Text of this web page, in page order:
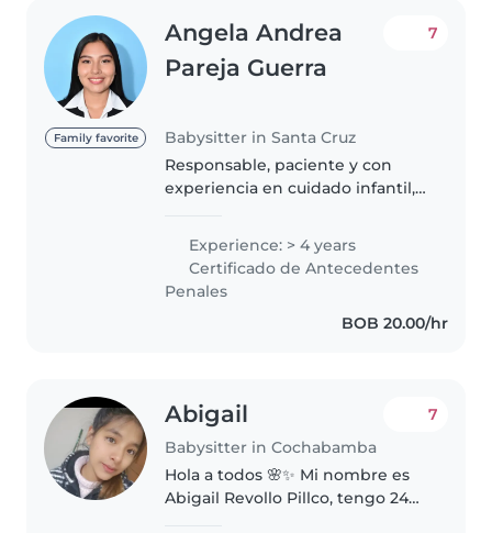
Family favorite
Angela Andrea
Pareja Guerra
Babysitter in Santa Cruz
7
Responsable, paciente y con
experiencia en cuidado infantil,
Experience: > 4 years
Certificado de Antecedentes
Penales
BOB 20.00/hr
Abigail
Babysitter in Cochabamba
7
Hola a todos 🌸✨ Mi nombre es
Abigail Revollo Pillco, tengo 24